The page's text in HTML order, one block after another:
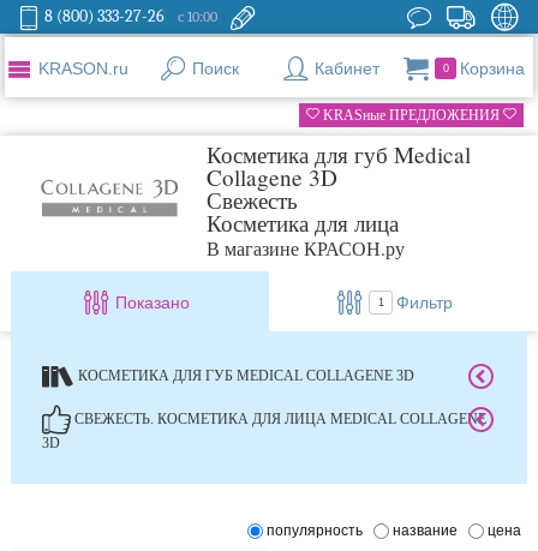
8 (800) 333-27-26 с 10:00
KRASON.ru Поиск Кабинет 0 Корзина
KRASные ПРЕДЛОЖЕНИЯ
Косметика для губ Medical
Collagene 3D
Свежесть
Косметика для лица
В магазине КРАСОН.ру
Показано 1 Фильтр
КОСМЕТИКА ДЛЯ ГУБ MEDICAL COLLAGENE 3D
СВЕЖЕСТЬ. КОСМЕТИКА ДЛЯ ЛИЦА MEDICAL COLLAGENE
3D
популярность название цена